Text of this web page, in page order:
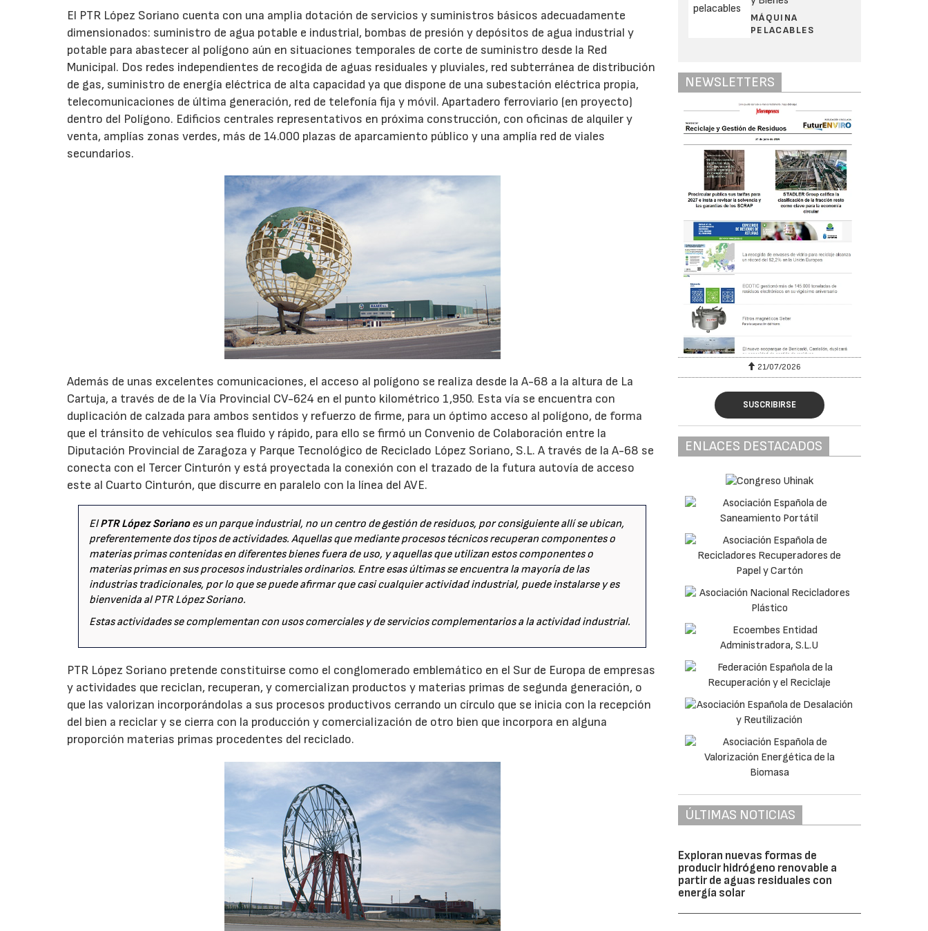
El PTR López Soriano cuenta con una amplia dotación de servicios y suministros básicos adecuadamente
dimensionados: suministro de agua potable e industrial, bombas de presión y depósitos de agua industrial y
potable para abastecer al polígono aún en situaciones temporales de corte de suministro desde la Red
Municipal. Dos redes independientes de recogida de aguas residuales y pluviales, red subterránea de distribución
de gas, suministro de energía eléctrica de alta capacidad ya que dispone de una subestación eléctrica propia,
telecomunicaciones de última generación, red de telefonía fija y móvil. Apartadero ferroviario (en proyecto)
dentro del Polígono. Edificios centrales representativos en próxima construcción, con oficinas de alquiler y
venta, amplías zonas verdes, más de 14.000 plazas de aparcamiento público y una amplía red de viales
secundarios.
Además de unas excelentes comunicaciones, el acceso al polígono se realiza desde la A-68 a la altura de La
Cartuja, a través de de la Vía Provincial CV-624 en el punto kilométrico 1,950. Esta vía se encuentra con
duplicación de calzada para ambos sentidos y refuerzo de firme, para un óptimo acceso al polígono, de forma
que el tránsito de vehículos sea fluido y rápido, para ello se firmó un Convenio de Colaboración entre la
Diputación Provincial de Zaragoza y Parque Tecnológico de Reciclado López Soriano, S.L. A través de la A-68 se
conecta con el Tercer Cinturón y está proyectada la conexión con el trazado de la futura autovía de acceso
este al Cuarto Cinturón, que discurre en paralelo con la línea del AVE.
ElPTR López Sorianoes un parque industrial, no un centro de gestión de residuos, por consiguiente allí se ubican,
preferentemente dos tipos de actividades. Aquellas que mediante procesos técnicos recuperan componentes o
materias primas contenidas en diferentes bienes fuera de uso, y aquellas que utilizan estos componentes o
materias primas en sus procesos industriales ordinarios. Entre esas últimas se encuentra la mayoría de las
industrias tradicionales, por lo que se puede afirmar que casi cualquier actividad industrial, puede instalarse y es
bienvenida al PTR López Soriano.
Estas actividades se complementan con usos comerciales y de servicios complementarios a la actividad industrial.
PTR López Soriano pretende constituirse como el conglomerado emblemático en el Sur de Europa de empresas
y actividades que reciclan, recuperan, y comercializan productos y materias primas de segunda generación, o
que las valorizan incorporándolas a sus procesos productivos cerrando un círculo que se inicia con la recepción
del bien a reciclar y se cierra con la producción y comercialización de otro bien que incorpora en alguna
proporción materias primas procedentes del reciclado.
MÁQUINA
PELACABLES
NEWSLETTERS
21/07/2026
SUSCRIBIRSE
ENLACES DESTACADOS
ÚLTIMAS NOTICIAS
Exploran nuevas formas de
producir hidrógeno renovable a
partir de aguas residuales con
energía solar